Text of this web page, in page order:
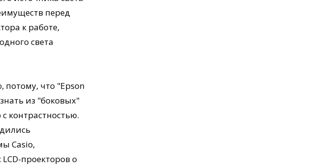
перед
к работе,
света
потому, что "Epson
из "боковых"
контрастностью.
Casio,
проекторов о